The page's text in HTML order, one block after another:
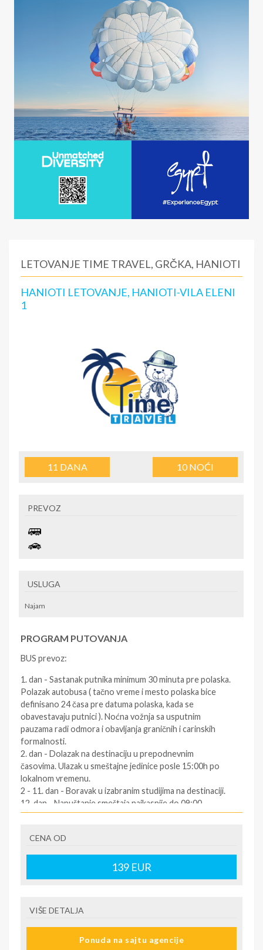
LETOVANJE TIME TRAVEL, GRČKA, HANIOTI
HANIOTI LETOVANJE, HANIOTI-VILA ELENI
1
11 DANA 10NOĆI
PREVOZ
USLUGA
Najam
PROGRAM PUTOVANJA
BUS prevoz:
1. dan - Sastanak putnika minimum 30 minuta pre polaska.
Polazak autobusa ( tačno vreme i mesto polaska bice
definisano 24 časa pre datuma polaska, kada se
obavestavaju putnici ). Noćna vožnja sa usputnim
pauzama radi odmora i obavljanja graničnih i carinskih
formalnosti.
2. dan - Dolazak na destinaciju u prepodnevnim
časovima. Ulazak u smeštajne jedinice posle 15:00h po
lokalnom vremenu.
2 - 11. dan - Boravak u izabranim studijima na destinaciji.
12. dan - Napuštanje smeštaja najkasnije do 09:00
časova. Slobodno vreme. Polazak za Srbiju oko podneva
informisati se kod predstavnika agencija dan pre
povratka ).
12/13. dan - Dolazak u Srbiju u ranim jutarnjim časovima.
1.dan - Dolazak na destinaciju. Obavezno kontaktirati
informacije o smestaju ( broj sobe, spratnost ). Ulaz u
CENA OD
139 EUR
VIŠE DETALJA
Ponuda na sajtu agencije